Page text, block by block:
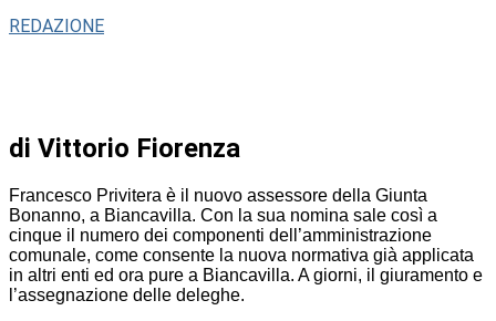
REDAZIONE
di Vittorio Fiorenza
Francesco Privitera è il nuovo assessore della Giunta
Bonanno, a Biancavilla. Con la sua nomina sale così a
cinque il numero dei componenti dell’amministrazione
comunale, come consente la nuova normativa già applicata
in altri enti ed ora pure a Biancavilla. A giorni, il giuramento e
l’assegnazione delle deleghe.